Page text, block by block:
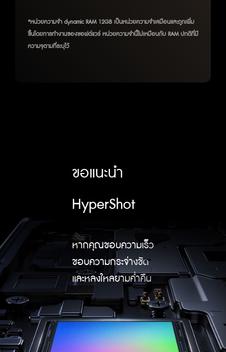
*หน่วยความจำ dynamic RAM 12GB เป็นหน่วยความจำเสมือนและถูกเพิ่ม
ขึ้นโดยการทำงานของซอฟต์แวร์ หน่วยความจำนี้ไม่เหมือนกับ RAM ปกติที่มี
ความจุตามที่ระบุไว้
ขอแนะนำ
HyperShot
หากคุณชอบความเร็ว
ชอบความกระจ่างชัด
และหลงใหลยามค่ำคืน